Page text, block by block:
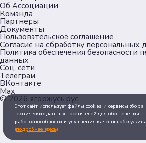
Об Ассоциации
Команда
Партнеры
Документы
Пользовательское соглашение
Согласие на обработку персональных
Политика обеспечения безопасности
данных
Соц. сети
Телеграм
ВКонтакте
Max
© 2026 ягоржусь.рус
Этот сайт использует файлы cookies и сервисы сбора
технических данных посетителей для обеспечения
работоспособности и улучшения качества
(подробнее здесь).